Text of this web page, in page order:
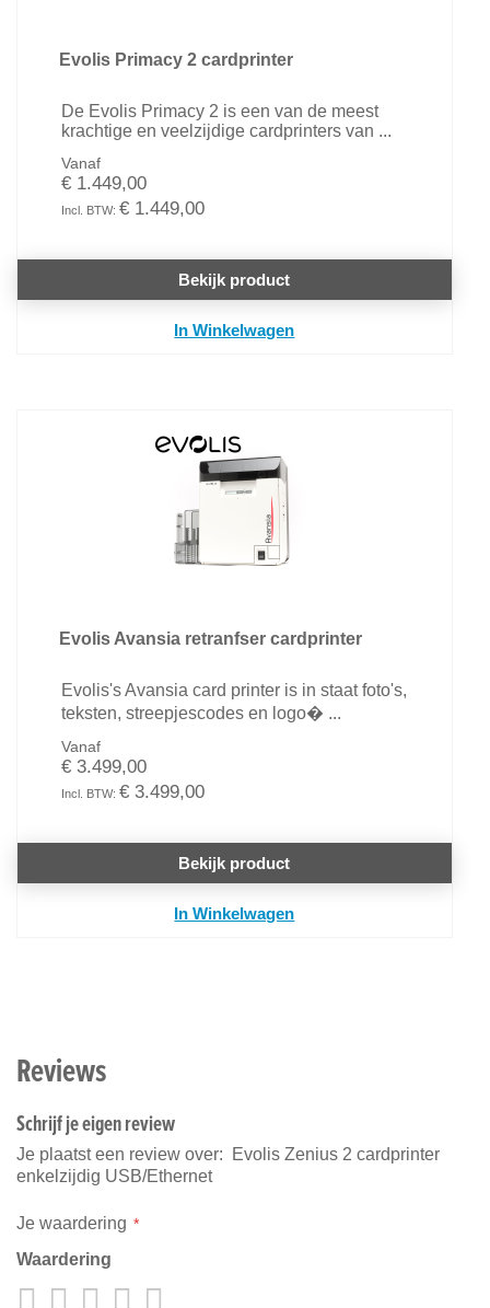
Evolis Primacy 2 cardprinter
De Evolis Primacy 2 is een van de meest
krachtige en veelzijdige cardprinters van ...
Vanaf
€ 1.449,00
€ 1.449,00
Bekijk product
In Winkelwagen
Evolis Avansia retranfser cardprinter
Evolis's Avansia card printer is in staat foto's,
teksten, streepjescodes en logo� ...
Vanaf
€ 3.499,00
€ 3.499,00
Bekijk product
In Winkelwagen
Reviews
Schrijf je eigen review
Je plaatst een review over:
Evolis Zenius 2 cardprinter
enkelzijdig USB/Ethernet
Je waardering
Waardering
1
2
3
4